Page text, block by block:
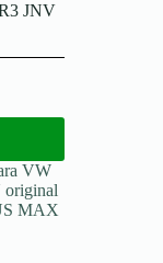
JNV
VW
original
MAX